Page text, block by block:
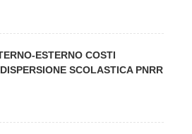
ESTERNO COSTI
SCOLASTICA PNRR